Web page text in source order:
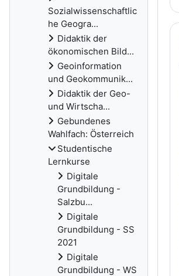
Sozialwissenschaftlic
he Geogra...
Didaktik der
ökonomischen Bild...
Geoinformation
und Geokommunik...
Didaktik der Geo-
und Wirtscha...
Gebundenes
Wahlfach: Österreich
Studentische
Lernkurse
Digitale
Grundbildung -
Salzbu...
Digitale
Grundbildung - SS
2021
Digitale
Grundbildung - WS